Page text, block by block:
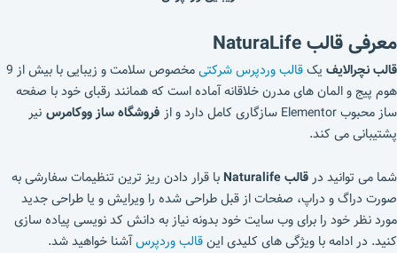
معرفی قالب NaturaLife
قالب نچرالایف یکقالب وردپرس شرکتی
مخصوص سلامت و زیبایی با بیش از 9
هوم پیج و المان های مدرن خلاقانه آماده است که همانند رقبای خود با صفحه
ساز محبوب Elementor سازگاری کامل دارد و از
فروشگاه ساز ووکامرس نیر
پشتیبانی می کند.
شما می توانید در قالب Naturalife
با قرار دادن ریز ترین تنظیمات سفارشی به
صورت دراگ و دراپ، صفحات از قبل طراحی شده را ویرایش و یا طراحی جدید
مورد نظر خود را برای وب سایت خود بدونه نیاز به دانش کد نویسی پیاده سازی
کنید. در ادامه با ویژگی های کلیدی اینقالب وردپرسآشنا خواهید شد.